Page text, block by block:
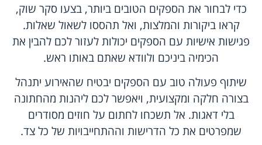
כדי לבחור את הספקים הטובים ביותר, בצעו סקר שוק,
קראו ביקורות והמלצות, ואל תהססו לשאול שאלות.
פגישות אישיות עם הספקים יכולות לעזור לכם להבין את
הכימיה ביניכם ולוודא שאתם באותו ראש.
שיתוף פעולה טוב עם הספקים יבטיח שהאירוע יתנהל
בצורה חלקה ומקצועית, ויאפשר לכם ליהנות מהחתונה
בלי דאגות. אל תשכחו לחתום על חוזים מסודרים
שמפרטים את כל הדרישות וההתחייבויות של כל צד.